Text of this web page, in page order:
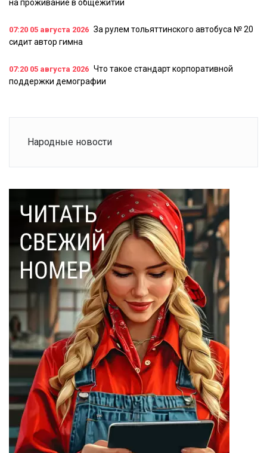
на проживание в общежитии
07:20 05 августа 2026 За рулем тольяттинского автобуса № 20
сидит автор гимна
07:20 05 августа 2026 Что такое стандарт корпоративной
поддержки демографии
Народные новости